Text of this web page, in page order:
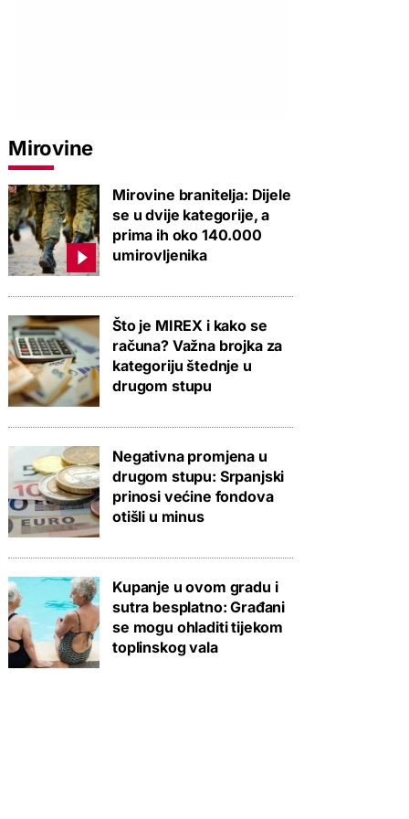
Mirovine
Mirovine branitelja: Dijele
se u dvije kategorije, a
prima ih oko 140.000
umirovljenika
Što je MIREX i kako se
računa? Važna brojka za
kategoriju štednje u
drugom stupu
Negativna promjena u
drugom stupu: Srpanjski
prinosi većine fondova
otišli u minus
Kupanje u ovom gradu i
sutra besplatno: Građani
se mogu ohladiti tijekom
toplinskog vala